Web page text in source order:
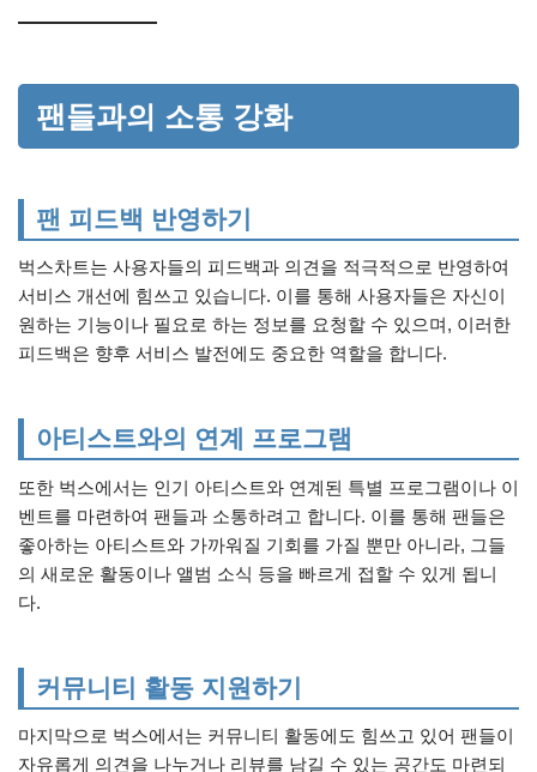
팬들과의 소통 강화
팬 피드백 반영하기
벅스차트는 사용자들의 피드백과 의견을 적극적으로 반영하여
서비스 개선에 힘쓰고 있습니다. 이를 통해 사용자들은 자신이
원하는 기능이나 필요로 하는 정보를 요청할 수 있으며, 이러한
피드백은 향후 서비스 발전에도 중요한 역할을 합니다.
아티스트와의 연계 프로그램
또한 벅스에서는 인기 아티스트와 연계된 특별 프로그램이나 이
벤트를 마련하여 팬들과 소통하려고 합니다. 이를 통해 팬들은
좋아하는 아티스트와 가까워질 기회를 가질 뿐만 아니라, 그들
의 새로운 활동이나 앨범 소식 등을 빠르게 접할 수 있게 됩니
다.
커뮤니티 활동 지원하기
마지막으로 벅스에서는 커뮤니티 활동에도 힘쓰고 있어 팬들이
자유롭게 의견을 나누거나 리뷰를 남길 수 있는 공간도 마련되